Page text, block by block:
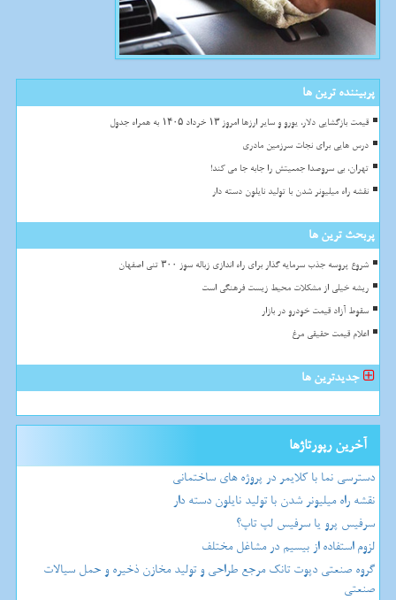
پربیننده ترین ها
قیمت بازگشایی دلار، یورو و سایر ارزها امروز ۱۳ خرداد ۱۴۰۵ به همراه جدول
درس هایی برای نجات سرزمین مادری
تهران، بی سروصدا جمعیتش را جابه جا می کند!
نقشه راه میلیونر شدن با تولید نایلون دسته دار
پربحث ترین ها
شروع پروسه جذب سرمایه گذار برای راه اندازی زباله سوز ۳۰۰ تنی اصفهان
ریشه خیلی از مشکلات محیط زیست فرهنگی است
سقوط آزاد قیمت خودرو در بازار
اعلام قیمت حقیقی مرغ
جدیدترین ها
آخرین رپورتاژها
دسترسی نما با کلایمر در پروژه های ساختمانی
نقشه راه میلیونر شدن با تولید نایلون دسته دار
سرفیس پرو یا سرفیس لپ تاپ؟
لزوم استفاده از بیسیم در مشاغل مختلف
گروه صنعتی دپوت تانک مرجع طراحی و تولید مخازن ذخیره و حمل سیالات
صنعتی